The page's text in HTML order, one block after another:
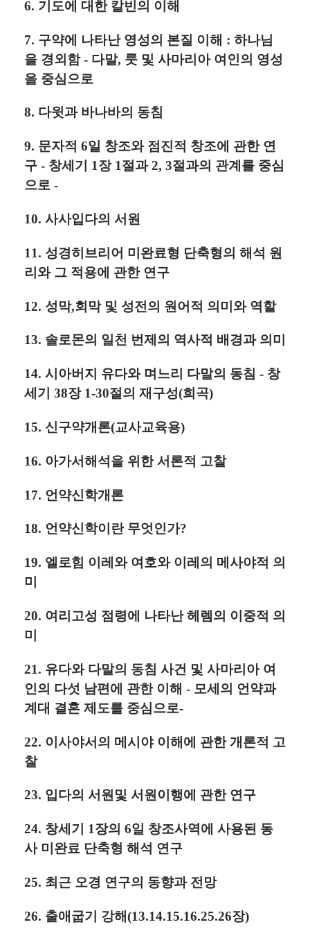
6. 기도에 대한 칼빈의 이해
7. 구약에 나타난 영성의 본질 이해 : 하나님
을 경외함 - 다말, 룻 및 사마리아 여인의 영성
을 중심으로
8. 다윗과 바나바의 동침
9. 문자적 6일 창조와 점진적 창조에 관한 연
구 - 창세기 1장 1절과 2, 3절과의 관계를 중심
으로 -
10. 사사입다의 서원
11. 성경히브리어 미완료형 단축형의 해석 원
리와 그 적용에 관한 연구
12. 성막,회막 및 성전의 원어적 의미와 역할
13. 솔로몬의 일천 번제의 역사적 배경과 의미
14. 시아버지 유다와 며느리 다말의 동침 - 창
세기 38장 1-30절의 재구성(희곡)
15. 신구약개론(교사교육용)
16. 아가서해석을 위한 서론적 고찰
17. 언약신학개론
18. 언약신학이란 무엇인가?
19. 엘로힘 이레와 여호와 이레의 메사야적 의
미
20. 여리고성 점령에 나타난 헤렘의 이중적 의
미
21. 유다와 다말의 동침 사건 및 사마리아 여
인의 다섯 남편에 관한 이해 - 모세의 언약과
계대 결혼 제도를 중심으로-
22. 이사야서의 메시야 이해에 관한 개론적 고
찰
23. 입다의 서원및 서원이행에 관한 연구
24. 창세기 1장의 6일 창조사역에 사용된 동
사 미완료 단축형 해석 연구
25. 최근 오경 연구의 동향과 전망
26. 출애굽기 강해(13.14.15.16.25.26장)